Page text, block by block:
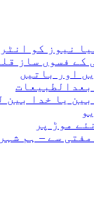
نیوز کو
کے فسوں ساز
اور باتیں
یا خدا بین
موڑ پر
مفتی سے – ہم